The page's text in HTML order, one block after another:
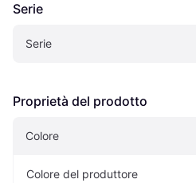
Serie
Serie
Proprietà del prodotto
Colore
Colore del produttore